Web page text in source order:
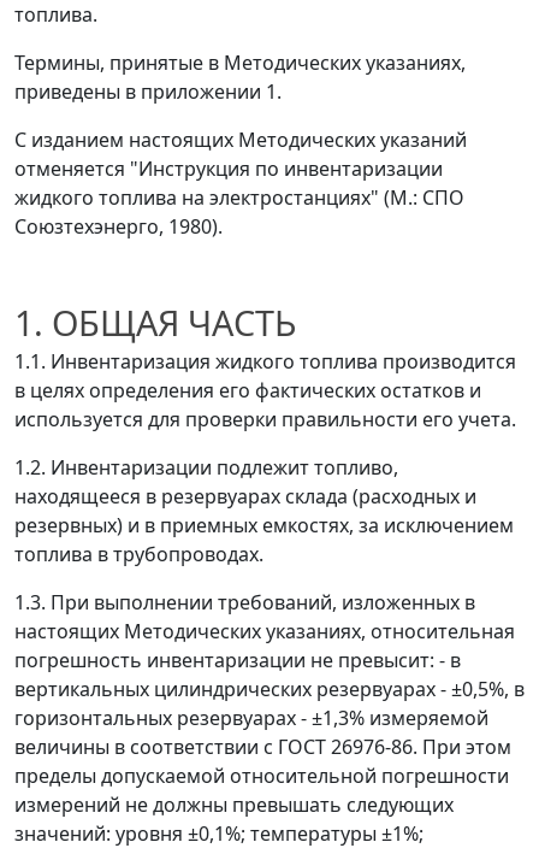
топлива.
Термины, принятые в Методических указаниях,
приведены в приложении 1.
С изданием настоящих Методических указаний
отменяется "Инструкция по инвентаризации
жидкого топлива на электростанциях" (М.: СПО
Союзтехэнерго, 1980).
1. ОБЩАЯ ЧАСТЬ
1.1. Инвентаризация жидкого топлива производится
в целях определения его фактических остатков и
используется для проверки правильности его учета.
1.2. Инвентаризации подлежит топливо,
находящееся в резервуарах склада (расходных и
резервных) и в приемных емкостях, за исключением
топлива в трубопроводах.
1.3. При выполнении требований, изложенных в
настоящих Методических указаниях, относительная
погрешность инвентаризации не превысит: - в
вертикальных цилиндрических резервуарах - ±0,5%, в
горизонтальных резервуарах - ±1,3% измеряемой
величины в соответствии с ГОСТ 26976-86. При этом
пределы допускаемой относительной погрешности
измерений не должны превышать следующих
значений: уровня ±0,1%; температуры ±1%;